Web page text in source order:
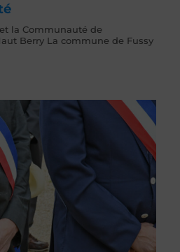
la Communauté de
Berry La commune de Fussy